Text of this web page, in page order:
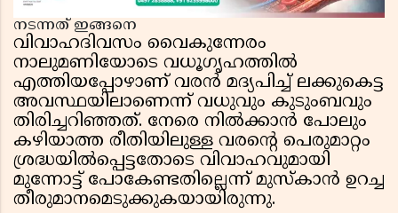
നടന്നത് ഇങ്ങനെ
വിവാഹദിവസം വൈകുന്നേരം
നാലുമണിയോടെ വധൂഗൃഹത്തിൽ
എത്തിയപ്പോഴാണ് വരൻ മദ്യപിച്ച് ലക്കുകെട്ട
അവസ്ഥയിലാണെന്ന് വധുവും കുടുംബവും
തിരിച്ചറിഞ്ഞത്. നേരെ നിൽക്കാൻ പോലും
കഴിയാത്ത രീതിയിലുള്ള വരൻ്റെ പെരുമാറ്റം
ശ്രദ്ധയിൽപ്പെട്ടതോടെ വിവാഹവുമായി
മുന്നോട്ട് പോകേണ്ടതില്ലെന്ന് മുസ്‌കാൻ ഉറച്ച
തീരുമാനമെടുക്കുകയായിരുന്നു.